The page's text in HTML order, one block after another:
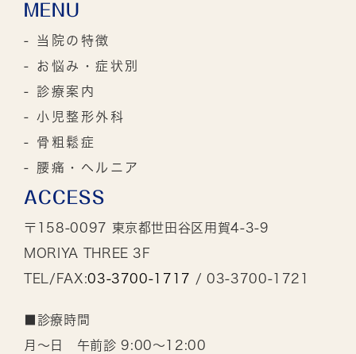
MENU
- 当院の特徴
- お悩み・症状別
- 診療案内
- 小児整形外科
- 骨粗鬆症
- 腰痛・ヘルニア
ACCESS
〒158-0097 東京都世田谷区用賀4-3-9
MORIYA THREE 3F
TEL/FAX:03-3700-1717 / 03-3700-1721
■診療時間
月～日 午前診 9:00～12:00